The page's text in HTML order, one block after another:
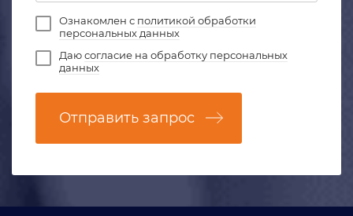
Ознакомлен с политикой обработки
персональных данных
Даюсогласие на обработку персональных
данных
Отправить запрос